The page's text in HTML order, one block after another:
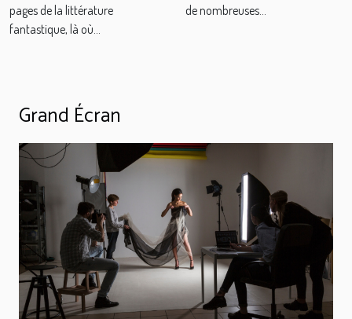
pages de la littérature
fantastique, là où...
de nombreuses...
Grand Écran